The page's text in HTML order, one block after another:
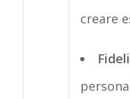
creare